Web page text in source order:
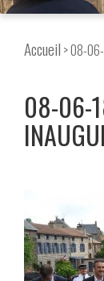
Accueil > 08-
08-06-